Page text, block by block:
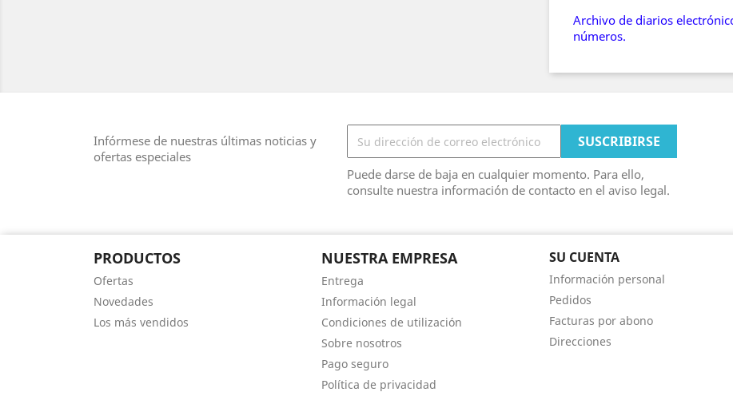
Archivo de diarios
números.
Infórmese de nuestras últimas noticias y
ofertas especiales
Puede darse de baja en cualquier momento. Para ello,
consulte nuestra información de contacto en el aviso legal.
PRODUCTOS
Ofertas
Novedades
Los más vendidos
NUESTRA EMPRESA
Entrega
Información legal
Condiciones de utilización
Sobre nosotros
Pago seguro
Política de privacidad
SU CUENTA
Información personal
Pedidos
Facturas por abono
Direcciones